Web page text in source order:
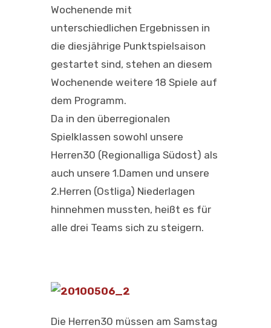
Wochenende mit
unterschiedlichen Ergebnissen in
die diesjährige Punktspielsaison
gestartet sind, stehen an diesem
Wochenende weitere 18 Spiele auf
dem Programm.
Da in den überregionalen
Spielklassen sowohl unsere
Herren30 (Regionalliga Südost) als
auch unsere 1.Damen und unsere
2.Herren (Ostliga) Niederlagen
hinnehmen mussten, heißt es für
alle drei Teams sich zu steigern.
Die Herren30 müssen am Samstag